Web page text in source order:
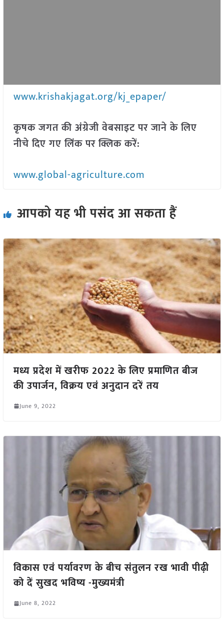
www.krishakjagat.org/kj_epaper/
कृषक जगत की अंग्रेजी वेबसाइट पर जाने के लिए
नीचे दिए गए लिंक पर क्लिक करें:
www.global-agriculture.com
आपको यह भी पसंद आ सकता हैं
मध्य प्रदेश में खरीफ 2022 के लिए प्रमाणित बीज
की उपार्जन, विक्रय एवं अनुदान दरें तय
June 9, 2022
विकास एवं पर्यावरण के बीच संतुलन रख भावी पीढ़ी
को दें सुखद भविष्य -मुख्यमंत्री
June 8, 2022